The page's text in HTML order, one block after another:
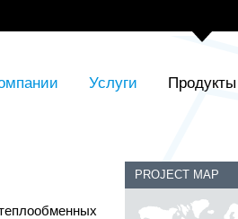
Услуги Продукты
PROJECT MAP